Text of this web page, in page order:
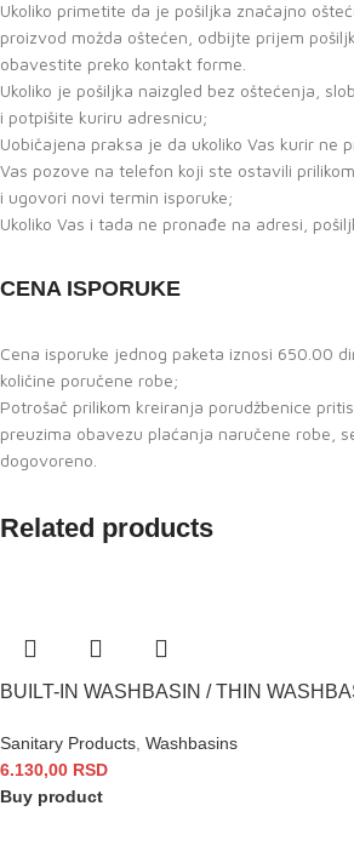
Ukoliko primetite da je pošiljka značajno
proizvod možda oštećen, odbijte prijem
obavestite preko kontakt forme.
Ukoliko je pošiljka naizgled bez oštećenja,
i potpišite kuriru adresnicu;
Uobičajena praksa je da ukoliko Vas kurir ne
Vas pozove na telefon koji ste ostavili
i ugovori novi termin isporuke;
Ukoliko Vas i tada ne pronađe na adresi,
CENA ISPORUKE
Cena isporuke jednog paketa iznosi 650.00
količine poručene robe;
Potrošač prilikom kreiranja porudžbenice
preuzima obavezu plaćanja naručene robe,
dogovoreno.
Related products
BUILT-IN WASHBASIN / THIN
Sanitary Products Washbasins
6.130,00 RSD
Buy product